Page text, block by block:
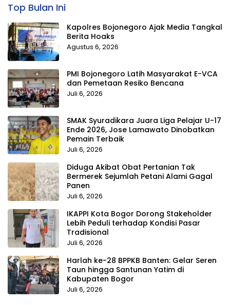
Top Bulan Ini
Kapolres Bojonegoro Ajak Media Tangkal
Berita Hoaks
Agustus 6, 2026
PMI Bojonegoro Latih Masyarakat E-VCA
dan Pemetaan Resiko Bencana
Juli 6, 2026
SMAK Syuradikara Juara Liga Pelajar U-17
Ende 2026, Jose Lamawato Dinobatkan
Pemain Terbaik
Juli 6, 2026
Diduga Akibat Obat Pertanian Tak
Bermerek Sejumlah Petani Alami Gagal
Panen
Juli 6, 2026
IKAPPI Kota Bogor Dorong Stakeholder
Lebih Peduli terhadap Kondisi Pasar
Tradisional
Juli 6, 2026
Harlah ke-28 BPPKB Banten: Gelar Seren
Taun hingga Santunan Yatim di
Kabupaten Bogor
Juli 6, 2026